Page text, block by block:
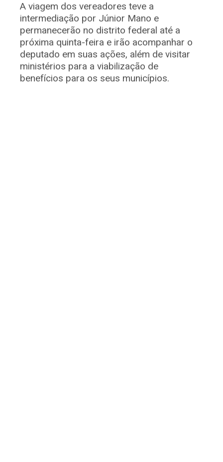
A viagem dos vereadores teve a
intermediação por Júnior Mano e
permanecerão no distrito federal até a
próxima quinta-feira e irão acompanhar o
deputado em suas ações, além de visitar
ministérios para a viabilização de
benefícios para os seus municípios.